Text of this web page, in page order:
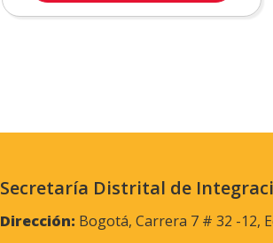
Secretaría Distrital de
Dirección: Bogotá, Carrera 7 # 32 -12,